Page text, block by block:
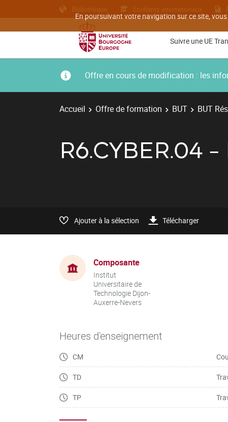
En poursuivant votre navigation sur ce site,
Bibliothèque Etudiants internationaux
Suivre une UE
Offre en cours de modification : les
Accueil Offre de formation BUT BUT
R6.CYBER.04
Ajouter à la sélection Télécharger
Composante
Institut
Universitaire de
Technologie Dijon-
Auxerre-Nevers
Heures d'enseignement
CM
TD
TP